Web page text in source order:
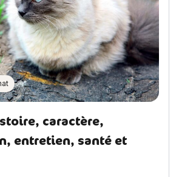
caractère,
entretien, santé et